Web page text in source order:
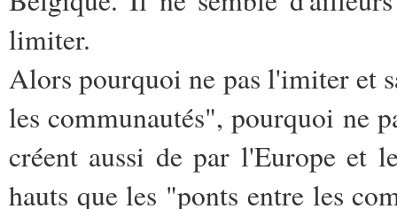
limiter.
Alors pourquoi ne pas l'imiter et
les communautés", pourquoi ne
créent aussi de par l'Europe et
hauts que les "ponts entre les